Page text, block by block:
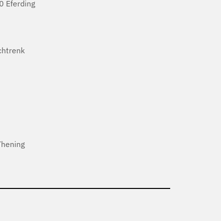
Eferding